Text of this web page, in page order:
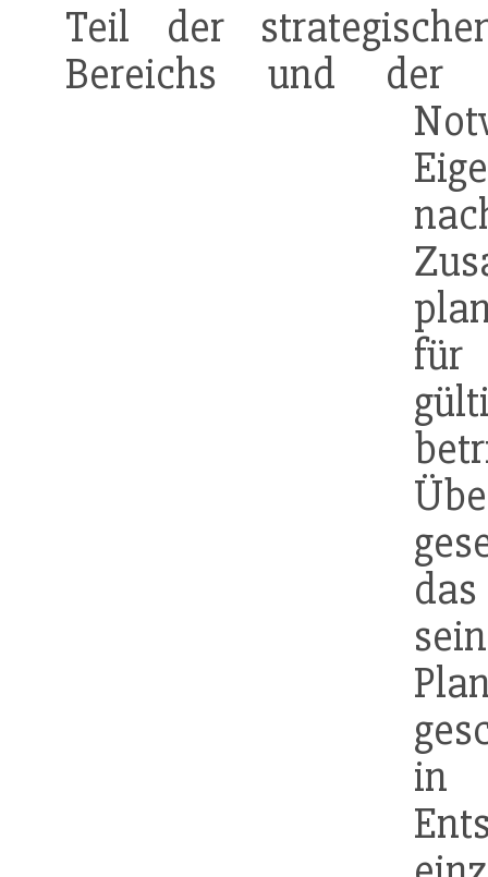
Teil der
Bereichs und der
das
in